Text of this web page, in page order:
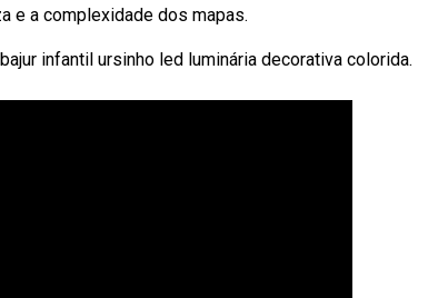
e a complexidade dos mapas.
infantil ursinho led luminária decorativa colorida.